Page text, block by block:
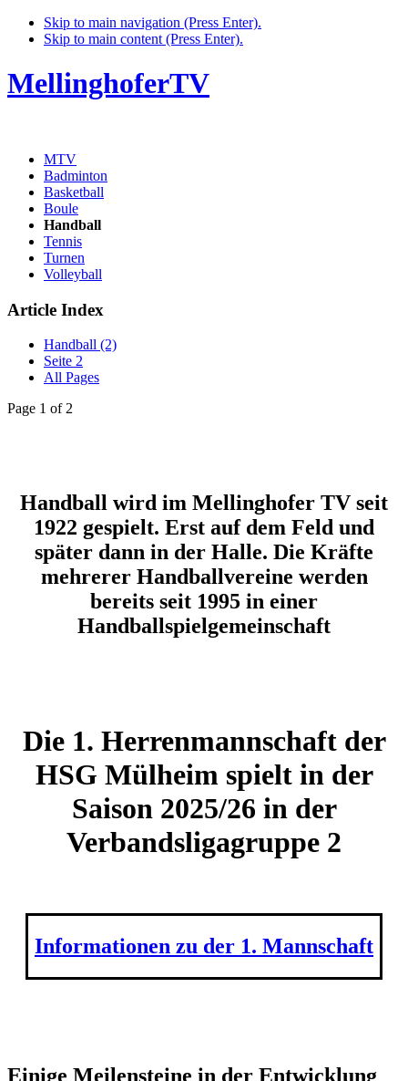
Skip to main navigation (Press Enter).
Skip to main content (Press Enter).
MellinghoferTV
MTV
Badminton
Basketball
Boule
Handball
Tennis
Turnen
Volleyball
Article Index
Handball (2)
Seite 2
All Pages
Page 1 of 2
Handball wird im Mellinghofer TV seit
1922 gespielt. Erst auf dem Feld und
später dann in der Halle. Die Kräfte
mehrerer Handballvereine werden
bereits seit 1995 in einer
Handballspielgemeinschaft
Die 1. Herrenmannschaft der
HSG Mülheim spielt in der
Saison 2025/26 in der
Verbandsligagruppe 2
Informationen zu der 1. Mannschaft
Einige Meilensteine in der Entwicklung